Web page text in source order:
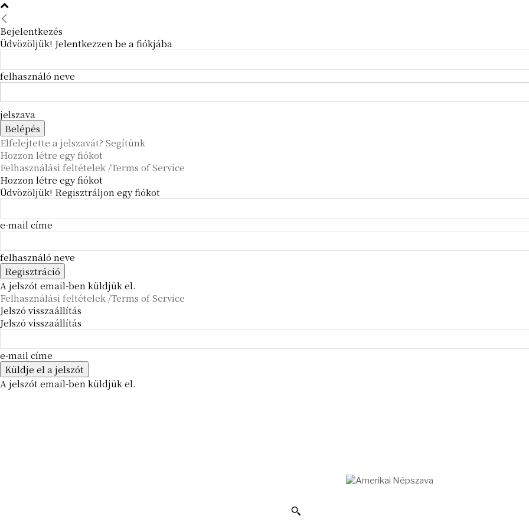
Bejelentkezés
Üdvözöljük! Jelentkezzen be a fiókjába
felhasználó neve
jelszava
Elfelejtette a jelszavát? Segítünk
Hozzon létre egy fiókot
Felhasználási feltételek /Terms of Service
Hozzon létre egy fiókot
Üdvözöljük! Regisztráljon egy fiókot
e-mail címe
felhasználó neve
A jelszót email-ben küldjük el.
Felhasználási feltételek /Terms of Service
Jelszó visszaállítás
Jelszó visszaállítás
e-mail címe
A jelszót email-ben küldjük el.